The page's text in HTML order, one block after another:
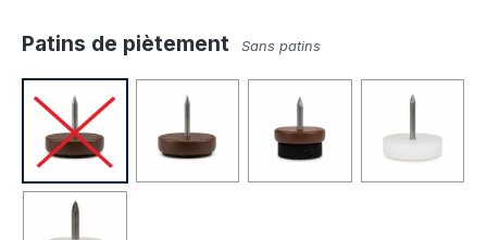
Patins de piètement Sans patins